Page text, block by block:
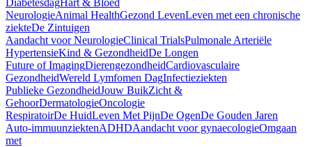
DiabetesdagHart & Bloed
NeurologieAnimal HealthGezond LevenLeven met een chronische
ziekteDe Zintuigen
Aandacht voor NeurologieClinical TrialsPulmonale Arteriële
HypertensieKind & GezondheidDe Longen
Future of ImagingDierengezondheidCardiovasculaire
GezondheidWereld Lymfomen DagInfectieziekten
Publieke GezondheidJouw BuikZicht &
GehoorDermatologieOncologie
RespiratoirDe HuidLeven Met PijnDe OgenDe Gouden Jaren
Auto-immuunziektenADHDAandacht voor gynaecologieOmgaan
met